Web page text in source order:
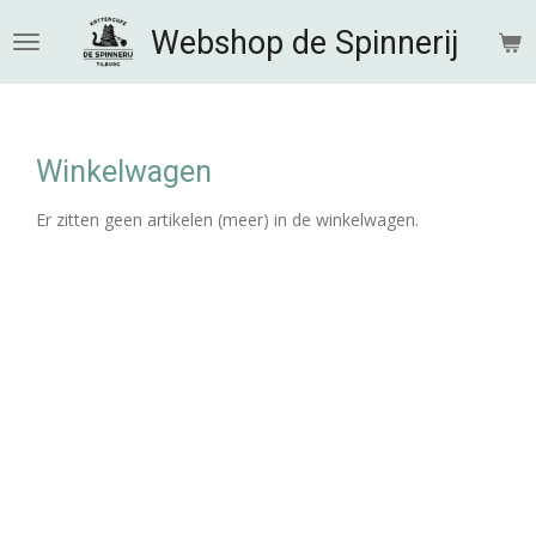
direct
Webshop de Spinnerij
Winkelwagen
Er zitten geen artikelen (meer) in de winkelwagen.